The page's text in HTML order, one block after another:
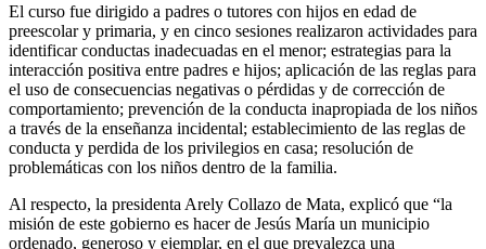
El curso fue dirigido a padres o tutores con hijos en edad de
preescolar y primaria, y en cinco sesiones realizaron actividades para
identificar conductas inadecuadas en el menor; estrategias para la
interacción positiva entre padres e hijos; aplicación de las reglas para
el uso de consecuencias negativas o pérdidas y de corrección de
comportamiento; prevención de la conducta inapropiada de los niños
a través de la enseñanza incidental; establecimiento de las reglas de
conducta y perdida de los privilegios en casa; resolución de
problemáticas con los niños dentro de la familia.
Al respecto, la presidenta Arely Collazo de Mata, explicó que “la
misión de este gobierno es hacer de Jesús María un municipio
ordenado, generoso y ejemplar, en el que prevalezca una